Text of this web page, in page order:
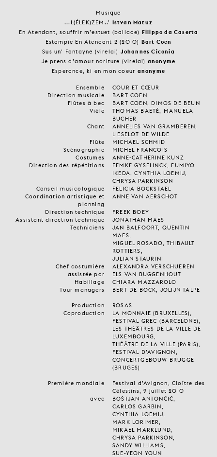
Musique
...L(ÉLEK)ZEM..’ Istvan Matuz
En Atendant, souffrir m’estuet (ballade) Filippo da Caserta
Estampie En Atendant 2 (2010) Bart Coen
Sus un’ Fontayne (virelai) Johannes Ciconia
Je prens d’amour noriture (virelai) anonyme
Esperance, ki en mon coeur anonyme
Ensemble
COUR ET CŒUR
Direction musicale
BART COEN
Flûtes à bec
BART COEN, DIMOS DE BEUN
Vièle
THOMAS BAETÉ, MANUELA
BUCHER
Chant
ANNELIES VAN GRAMBEREN,
LIESELOT DE WILDE
Flûte
MICHAEL SCHMID
Scénographie
MICHEL FRANÇOIS
Costumes
ANNE-CATHERINE KUNZ
Direction des répétitions
FEMKE GYSELINCK, FUMIYO
IKEDA, CYNTHIA LOEMIJ,
CHRYSA PARKINSON
Conseil musicologique
FELICIA BOCKSTAEL
Coordination artistique et
planning
ANNE VAN AERSCHOT
Direction technique
FREEK BOEY
Assistant direction technique
JONATHAN MAES
Techniciens
JAN BALFOORT, QUENTIN
MAES,
MIGUEL ROSADO, THIBAULT
ROTTIERS,
JULIAN STAURINI
Chef costumière
ALEXANDRA VERSCHUEREN
assistée par
ELS VAN BUGGENHOUT
Habillage
CHIARA MAZZAROLO
Tour managers
BERT DE BOCK, JOLIJN TALPE
Production
ROSAS
Coproduction
LA MONNAIE (BRUXELLES),
FESTIVAL GREC (BARCELONE),
LES THÉÂTRES DE LA VILLE DE
LUXEMBOURG,
THÉÂTRE DE LA VILLE (PARIS),
FESTIVAL D’AVIGNON,
CONCERTGEBOUW BRUGGE
(BRUGES)
Première mondiale
Festival d’Avignon, Cloître des
Célestins, 9 juillet 2010
avec
BOŠTJAN ANTONČIČ,
CARLOS GARBIN,
CYNTHIA LOEMIJ,
MARK LORIMER,
MIKAEL MARKLUND,
CHRYSA PARKINSON,
SANDY WILLIAMS,
SUE-YEON YOUN